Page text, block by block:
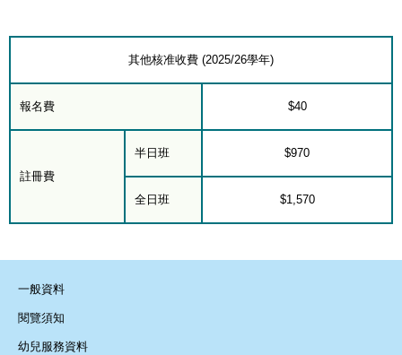
其他核准收費 (2025/26學年)
報名費 $40
註冊費
半日班 $970
全日班 $1,570
一般資料
閱覽須知
幼兒服務資料